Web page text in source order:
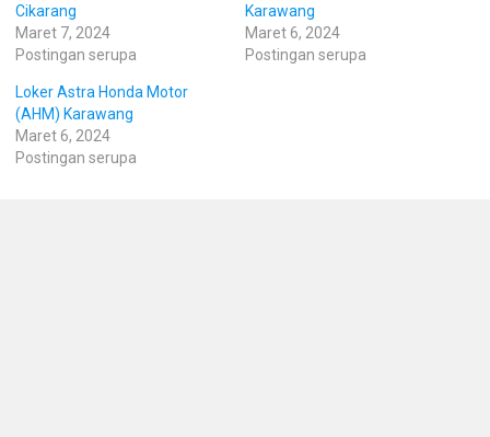
Cikarang
Maret 7, 2024
Postingan serupa
Karawang
Maret 6, 2024
Postingan serupa
Loker Astra Honda Motor
(AHM) Karawang
Maret 6, 2024
Postingan serupa